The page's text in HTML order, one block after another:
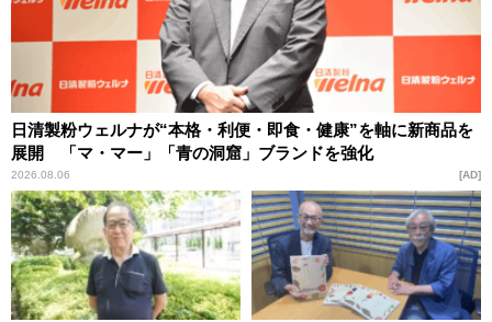
日清製粉ウェルナが“本格・利便・即食・健康”を軸に新商品を
展開 「マ・マー」「青の洞窟」ブランドを強化
2026.08.06 AD